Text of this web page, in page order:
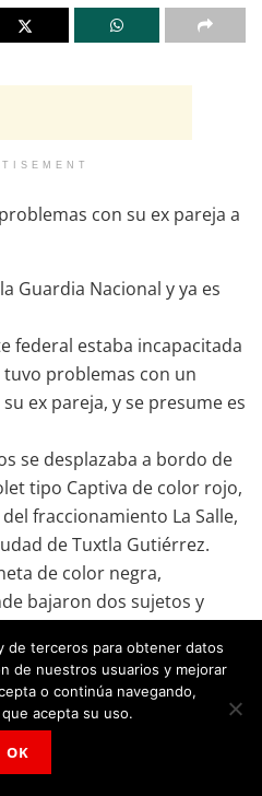
con su ex pareja a
Guardia Nacional y ya es
federal estaba incapacitada
problemas con un
ex pareja, y se presume es
se desplazaba a bordo de
tipo Captiva de color rojo,
fraccionamiento La Salle,
de Tuxtla Gutiérrez.
de color negra,
bajaron dos sujetos y
del lugar.
Ministeriales localizaron 60
fuga, aunque se monto un
de terceros para obtener datos
de nuestros usuarios y mejorar
o continúa navegando,
acepta su uso.
OK